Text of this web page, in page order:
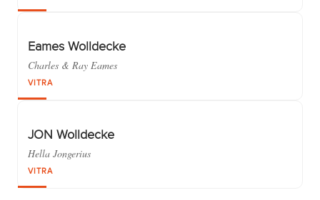
Eames Wolldecke
Charles & Ray Eames
VITRA
JON Wolldecke
Hella Jongerius
VITRA